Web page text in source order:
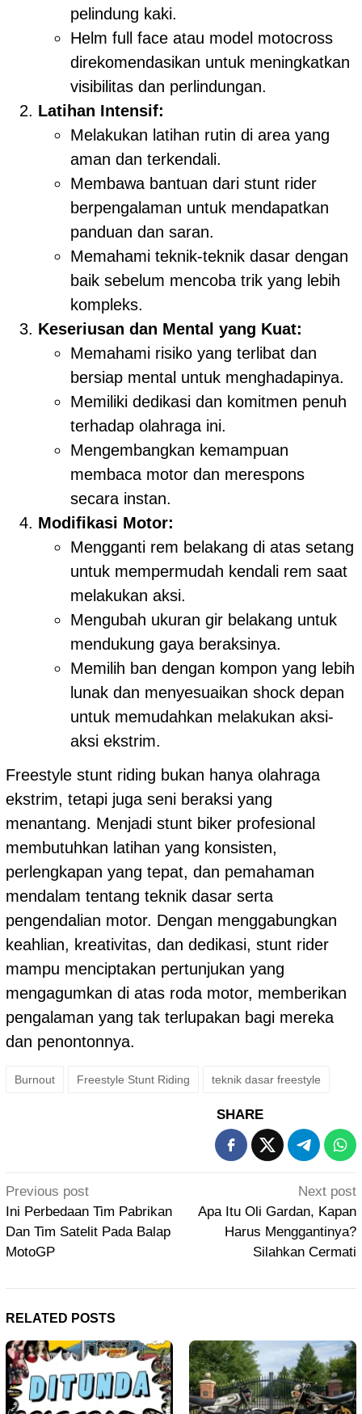
pelindung kaki.
Helm full face atau model motocross
direkomendasikan untuk meningkatkan
visibilitas dan perlindungan.
Latihan Intensif:
Melakukan latihan rutin di area yang
aman dan terkendali.
Membawa bantuan dari stunt rider
berpengalaman untuk mendapatkan
panduan dan saran.
Memahami teknik-teknik dasar dengan
baik sebelum mencoba trik yang lebih
kompleks.
Keseriusan dan Mental yang Kuat:
Memahami risiko yang terlibat dan
bersiap mental untuk menghadapinya.
Memiliki dedikasi dan komitmen penuh
terhadap olahraga ini.
Mengembangkan kemampuan
membaca motor dan merespons
secara instan.
Modifikasi Motor:
Mengganti rem belakang di atas setang
untuk mempermudah kendali rem saat
melakukan aksi.
Mengubah ukuran gir belakang untuk
mendukung gaya beraksinya.
Memilih ban dengan kompon yang lebih
lunak dan menyesuaikan shock depan
untuk memudahkan melakukan aksi-
aksi ekstrim.
Freestyle stunt riding bukan hanya olahraga
ekstrim, tetapi juga seni beraksi yang
menantang. Menjadi stunt biker profesional
membutuhkan latihan yang konsisten,
perlengkapan yang tepat, dan pemahaman
mendalam tentang teknik dasar serta
pengendalian motor. Dengan menggabungkan
keahlian, kreativitas, dan dedikasi, stunt rider
mampu menciptakan pertunjukan yang
mengagumkan di atas roda motor, memberikan
pengalaman yang tak terlupakan bagi mereka
dan penontonnya.
Burnout Freestyle Stunt Riding teknik dasar freestyle
SHARE
Post
navigation
Previous post
Ini Perbedaan Tim Pabrikan
Dan Tim Satelit Pada Balap
MotoGP
Next post
Apa Itu Oli Gardan, Kapan
Harus Menggantinya?
Silahkan Cermati
RELATED POSTS